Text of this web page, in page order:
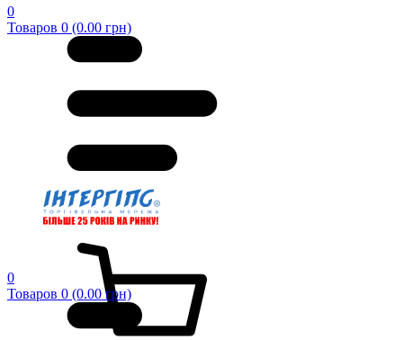
0
Товаров 0 (0.00 грн)
0
Товаров 0 (0.00 грн)